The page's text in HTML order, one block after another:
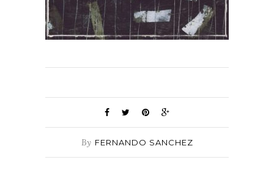
By FERNANDO SANCHEZ